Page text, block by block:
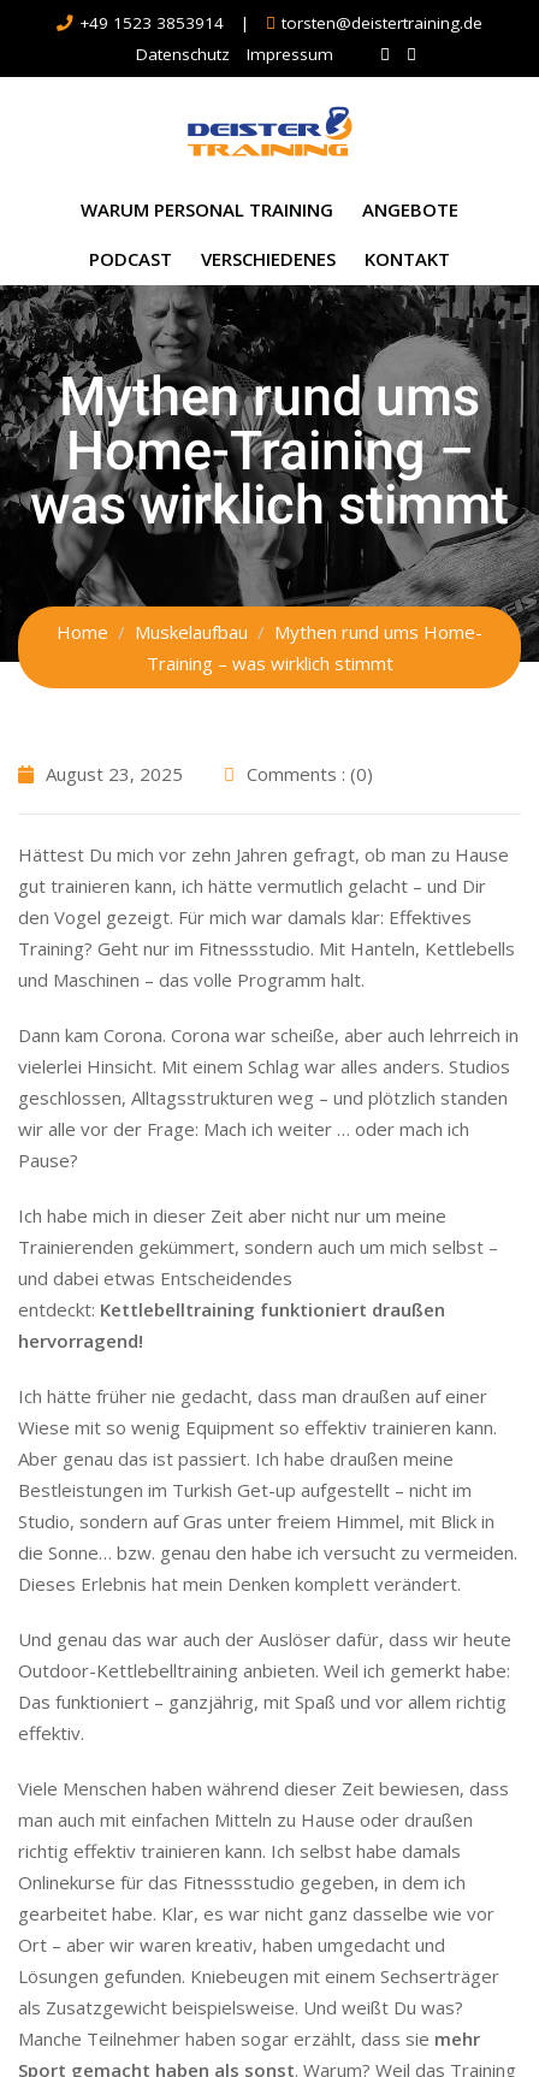
+49 1523 3853914 |
torsten@deistertraining.de
Datenschutz
Impressum
WARUM PERSONAL TRAINING ANGEBOTE
PODCAST VERSCHIEDENES KONTAKT
Mythen rund ums
Home-Training –
was wirklich stimmt
Home Muskelaufbau
Mythen rund ums Home-
Training – was wirklich stimmt
August 23, 2025 Comments : (0)
Hättest Du mich vor zehn Jahren gefragt, ob man zu Hause
gut trainieren kann, ich hätte vermutlich gelacht – und Dir
den Vogel gezeigt. Für mich war damals klar: Effektives
Training? Geht nur im Fitnessstudio. Mit Hanteln, Kettlebells
und Maschinen – das volle Programm halt.
Dann kam Corona. Corona war scheiße, aber auch lehrreich in
vielerlei Hinsicht. Mit einem Schlag war alles anders. Studios
geschlossen, Alltagsstrukturen weg – und plötzlich standen
wir alle vor der Frage: Mach ich weiter … oder mach ich
Pause?
Ich habe mich in dieser Zeit aber nicht nur um meine
Trainierenden gekümmert, sondern auch um mich selbst –
und dabei etwas Entscheidendes
entdeckt: Kettlebelltraining funktioniert draußen
hervorragend!
Ich hätte früher nie gedacht, dass man draußen auf einer
Wiese mit so wenig Equipment so effektiv trainieren kann.
Aber genau das ist passiert. Ich habe draußen meine
Bestleistungen im Turkish Get-up aufgestellt – nicht im
Studio, sondern auf Gras unter freiem Himmel, mit Blick in
die Sonne… bzw. genau den habe ich versucht zu vermeiden.
Dieses Erlebnis hat mein Denken komplett verändert.
Und genau das war auch der Auslöser dafür, dass wir heute
Outdoor-Kettlebelltraining anbieten. Weil ich gemerkt habe:
Das funktioniert – ganzjährig, mit Spaß und vor allem richtig
effektiv.
Viele Menschen haben während dieser Zeit bewiesen, dass
man auch mit einfachen Mitteln zu Hause oder draußen
richtig effektiv trainieren kann. Ich selbst habe damals
Onlinekurse für das Fitnessstudio gegeben, in dem ich
gearbeitet habe. Klar, es war nicht ganz dasselbe wie vor
Ort – aber wir waren kreativ, haben umgedacht und
Lösungen gefunden. Kniebeugen mit einem Sechserträger
als Zusatzgewicht beispielsweise. Und weißt Du was?
Manche Teilnehmer haben sogar erzählt, dass sie mehr
Sport gemacht haben als sonst. Warum? Weil das Training